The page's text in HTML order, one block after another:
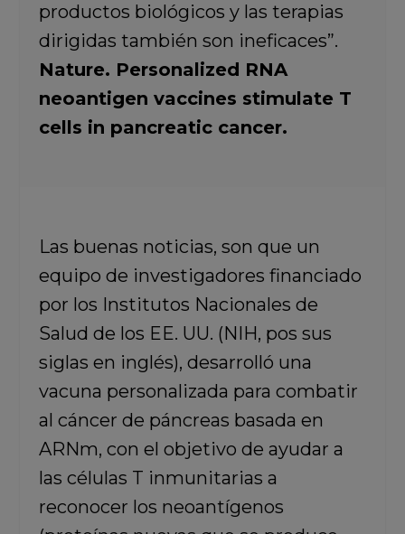
productos biológicos y las terapias
dirigidas también son ineficaces”.
Nature. Personalized RNA
neoantigen vaccines stimulate T
cells in pancreatic cancer.
Las buenas noticias, son que un
equipo de investigadores financiado
por los Institutos Nacionales de
Salud de los EE. UU. (NIH, pos sus
siglas en inglés), desarrolló una
vacuna personalizada para combatir
al cáncer de páncreas basada en
ARNm, con el objetivo de ayudar a
las células T inmunitarias a
reconocer los neoantígenos